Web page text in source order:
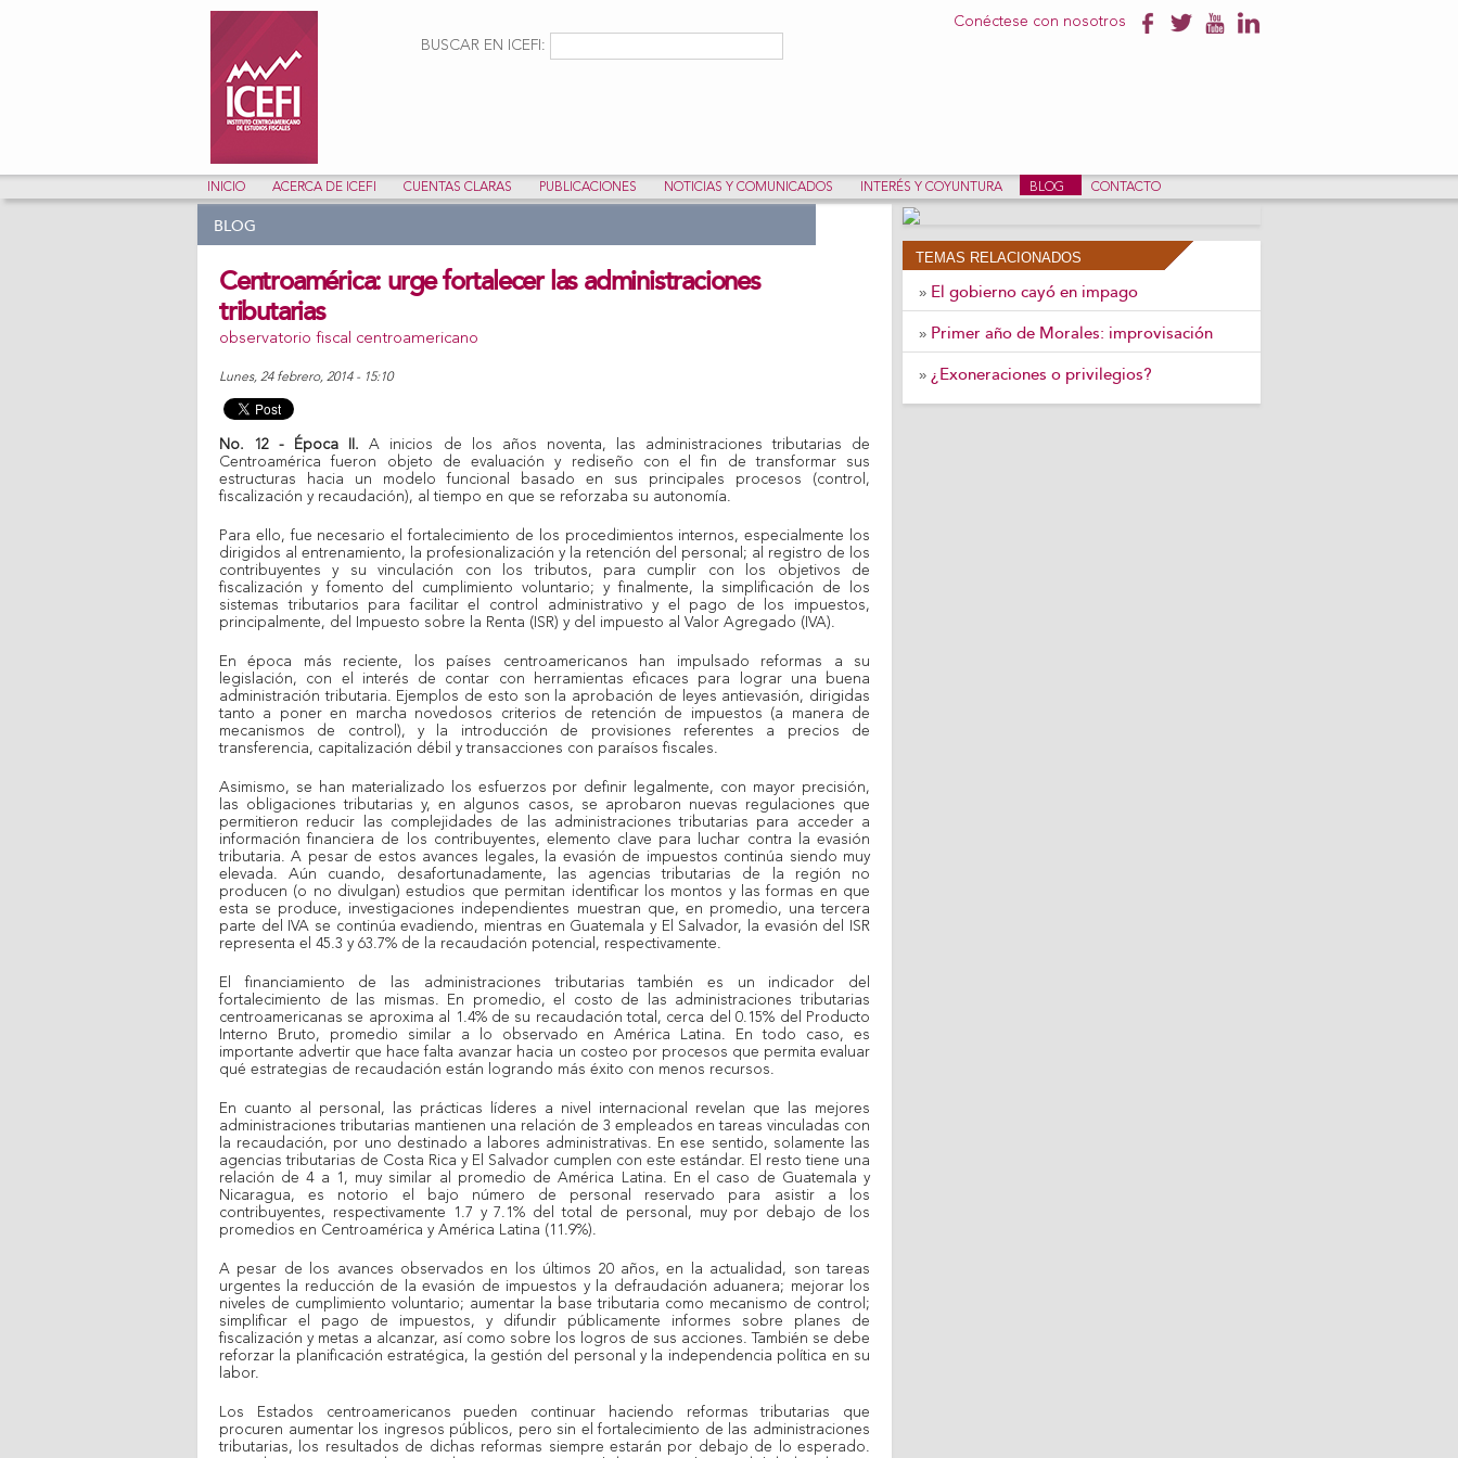
contenido
Conéctese con nosotros
Formulario de búsqueda
BUSCAR EN ICEFI:
INICIO ACERCA DE ICEFI CUENTAS CLARAS PUBLICACIONES NOTICIAS Y COMUNICADOS INTERÉS Y COYUNTURA BLOG CONTACTO
BLOG
Centroamérica: urge fortalecer las administraciones
tributarias
observatorio fiscal centroamericano
lunes, 24 febrero, 2014 - 15:10
No. 12 - Época II. A inicios de los años noventa, las administraciones tributarias de
Centroamérica fueron objeto de evaluación y rediseño con el fin de transformar sus
estructuras hacia un modelo funcional basado en sus principales procesos (control,
fiscalización y recaudación), al tiempo en que se reforzaba su autonomía.
Para ello, fue necesario el fortalecimiento de los procedimientos internos, especialmente los
dirigidos al entrenamiento, la profesionalización y la retención del personal; al registro de los
contribuyentes y su vinculación con los tributos, para cumplir con los objetivos de
fiscalización y fomento del cumplimiento voluntario; y finalmente, la simplificación de los
sistemas tributarios para facilitar el control administrativo y el pago de los impuestos,
principalmente, del Impuesto sobre la Renta (ISR) y del impuesto al Valor Agregado (IVA).
En época más reciente, los países centroamericanos han impulsado reformas a su
legislación, con el interés de contar con herramientas eficaces para lograr una buena
administración tributaria. Ejemplos de esto son la aprobación de leyes antievasión, dirigidas
tanto a poner en marcha novedosos criterios de retención de impuestos (a manera de
mecanismos de control), y la introducción de provisiones referentes a precios de
transferencia, capitalización débil y transacciones con paraísos fiscales.
Asimismo, se han materializado los esfuerzos por definir legalmente, con mayor precisión,
las obligaciones tributarias y, en algunos casos, se aprobaron nuevas regulaciones que
permitieron reducir las complejidades de las administraciones tributarias para acceder a
información financiera de los contribuyentes, elemento clave para luchar contra la evasión
tributaria. A pesar de estos avances legales, la evasión de impuestos continúa siendo muy
elevada. Aún cuando, desafortunadamente, las agencias tributarias de la región no
producen (o no divulgan) estudios que permitan identificar los montos y las formas en que
esta se produce, investigaciones independientes muestran que, en promedio, una tercera
parte del IVA se continúa evadiendo, mientras en Guatemala y El Salvador, la evasión del ISR
representa el 45.3 y 63.7% de la recaudación potencial, respectivamente.
El financiamiento de las administraciones tributarias también es un indicador del
fortalecimiento de las mismas. En promedio, el costo de las administraciones tributarias
centroamericanas se aproxima al 1.4% de su recaudación total, cerca del 0.15% del Producto
Interno Bruto, promedio similar a lo observado en América Latina. En todo caso, es
importante advertir que hace falta avanzar hacia un costeo por procesos que permita evaluar
qué estrategias de recaudación están logrando más éxito con menos recursos.
En cuanto al personal, las prácticas líderes a nivel internacional revelan que las mejores
administraciones tributarias mantienen una relación de 3 empleados en tareas vinculadas con
la recaudación, por uno destinado a labores administrativas. En ese sentido, solamente las
agencias tributarias de Costa Rica y El Salvador cumplen con este estándar. El resto tiene una
relación de 4 a 1, muy similar al promedio de América Latina. En el caso de Guatemala y
Nicaragua, es notorio el bajo número de personal reservado para asistir a los
contribuyentes, respectivamente 1.7 y 7.1% del total de personal, muy por debajo de los
promedios en Centroamérica y América Latina (11.9%).
A pesar de los avances observados en los últimos 20 años, en la actualidad, son tareas
urgentes la reducción de la evasión de impuestos y la defraudación aduanera; mejorar los
niveles de cumplimiento voluntario; aumentar la base tributaria como mecanismo de control;
simplificar el pago de impuestos, y difundir públicamente informes sobre planes de
fiscalización y metas a alcanzar, así como sobre los logros de sus acciones. También se debe
reforzar la planificación estratégica, la gestión del personal y la independencia política en su
labor.
Los Estados centroamericanos pueden continuar haciendo reformas tributarias que
procuren aumentar los ingresos públicos, pero sin el fortalecimiento de las administraciones
tributarias, los resultados de dichas reformas siempre estarán por debajo de lo esperado.
TEMAS RELACIONADOS
» El gobierno cayó en impago
» Primer año de Morales: improvisación
» ¿Exoneraciones o privilegios?